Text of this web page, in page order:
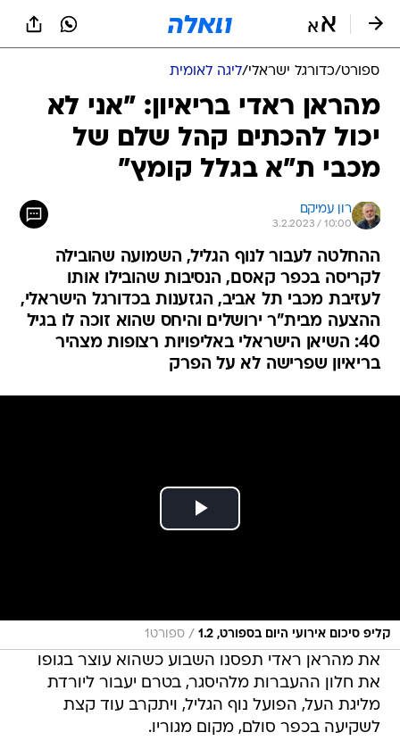
ספורט/כדורגל ישראלי/ליגה לאומית
מהראן ראדי בריאיון: "אני לא
יכול להכתים קהל שלם של
מכבי ת"א בגלל קומץ"
רון עמיקם
3.2.2023 / 10:00
ההחלטה לעבור לנוף הגליל, השמועה שהובילה
לקריסה בכפר קאסם, הנסיבות שהובילו אותו
לעזיבת מכבי תל אביב, הגזענות בכדורגל הישראלי,
ההצעה מבית"ר ירושלים והיחס שהוא זוכה לו בגיל
40: השיאן הישראלי באליפויות רצופות מצהיר
בריאיון שפרישה לא על הפרק
קליפ סיכום אירועי היום בספורט, 1.2 / ספורט1
את מהראן ראדי תפסנו השבוע כשהוא עוצר בגופו
את חלון ההעברות מלהיסגר, בטרם יעבור ליורדת
מליגת העל, הפועל נוף הגליל, ויתקרב עוד קצת
לשקיעה בכפר סולם, מקום מגוריו.